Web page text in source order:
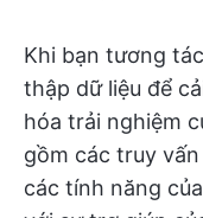
Khi bạn tương
thập dữ liệu để
hóa trải nghiệm
gồm các truy
các tính năng